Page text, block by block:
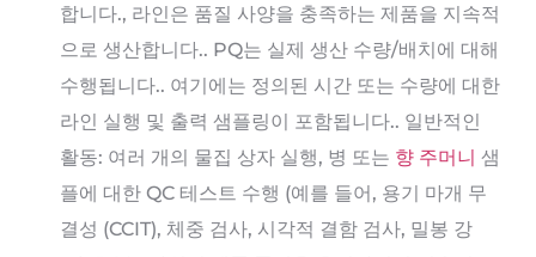
합니다., 라인은 품질 사양을 충족하는 제품을 지속적
으로 생산합니다.. PQ는 실제 생산 수량/배치에 대해
수행됩니다.. 여기에는 정의된 시간 또는 수량에 대한
라인 실행 및 출력 샘플링이 포함됩니다.. 일반적인
활동: 여러 개의 물집 상자 실행, 병 또는 향 주머니 샘
플에 대한 QC 테스트 수행 (예를 들어, 용기 마개 무
결성 (CCIT), 체중 검사, 시각적 결함 검사, 밀봉 강